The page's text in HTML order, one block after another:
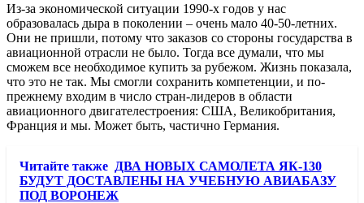
Из-за экономической ситуации 1990-х годов у нас
образовалась дыра в поколении – очень мало 40-50-летних.
Они не пришли, потому что заказов со стороны государства в
авиационной отрасли не было. Тогда все думали, что мы
сможем все необходимое купить за рубежом. Жизнь показала,
что это не так. Мы смогли сохранить компетенции, и по-
прежнему входим в число стран-лидеров в области
авиационного двигателестроения: США, Великобритания,
Франция и мы. Может быть, частично Германия.
Читайте также ДВА НОВЫХ САМОЛЕТА ЯК-130
БУДУТ ДОСТАВЛЕНЫ НА УЧЕБНУЮ АВИАБАЗУ
ПОД ВОРОНЕЖ